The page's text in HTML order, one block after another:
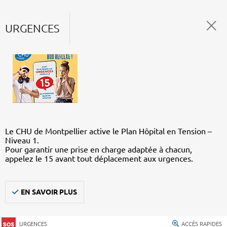
URGENCES
Le CHU de Montpellier active le Plan Hôpital en Tension –
Niveau 1.
Pour garantir une prise en charge adaptée à chacun,
appelez le 15 avant tout déplacement aux urgences.
EN SAVOIR PLUS
URGENCES ACCÈS RAPIDES